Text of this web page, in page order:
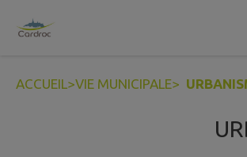
Contenu
ACCUEIL>VIE MUNICIPALE>